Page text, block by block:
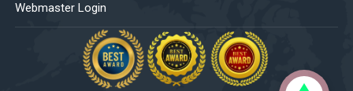
Webmaster Login